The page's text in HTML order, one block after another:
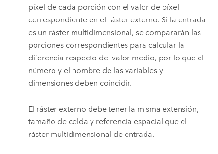
píxel de cada porción con el valor de píxel
correspondiente en el ráster externo. Si la entrada
es un ráster multidimensional, se compararán las
porciones correspondientes para calcular la
diferencia respecto del valor medio, por lo que el
número y el nombre de las variables y
dimensiones deben coincidir.
El ráster externo debe tener la misma extensión,
tamaño de celda y referencia espacial que el
ráster multidimensional de entrada.